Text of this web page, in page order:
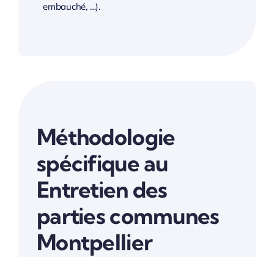
embauché, …).
Méthodologie
spécifique au
Entretien des
parties communes
Montpellier